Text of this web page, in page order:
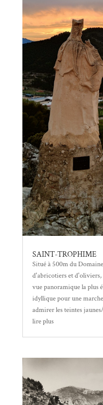
SAINT-TROPHIME
Situé à 500m du
d'abricotiers et
vue panoramique la plus
idyllique pour une
admirer les teintes
lire plus